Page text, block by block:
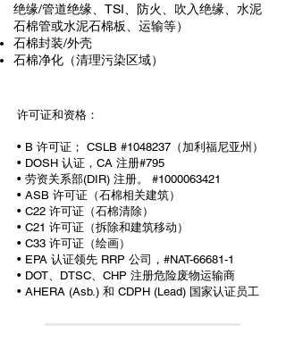
绝缘/管道绝缘、TSI、防火、吹入绝缘、水泥
石棉管或水泥石棉板、运输等）
石棉封装/外壳
石棉净化（清理污染区域）
许可证和资格：
• B 许可证； CSLB #1048237（加利福尼亚州）
• DOSH 认证，CA 注册#795
• 劳资关系部(DIR) 注册。 #1000063421
• ASB 许可证（石棉相关建筑）
• C22 许可证（石棉清除）
• C21 许可证（拆除和建筑移动）
• C33 许可证（绘画）
• EPA 认证领先 RRP 公司，#NAT-66681-1
• DOT、DTSC、CHP 注册危险废物运输商
• AHERA (Asb.) 和 CDPH (Lead) 国家认证员工